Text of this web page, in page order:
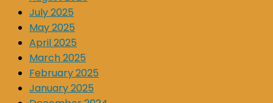
July 2025
May 2025
April 2025
March 2025
February 2025
January 2025